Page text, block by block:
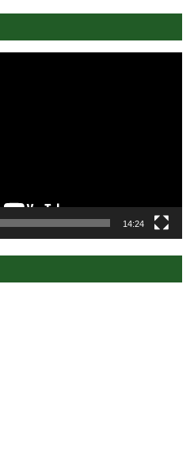
14:24